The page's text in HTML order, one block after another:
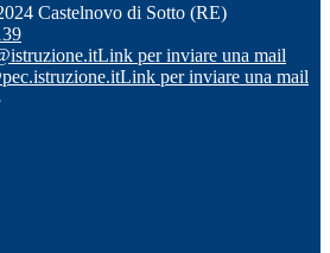
Castelnovo di Sotto (RE)
Link per inviare una mail
Link per inviare una mail